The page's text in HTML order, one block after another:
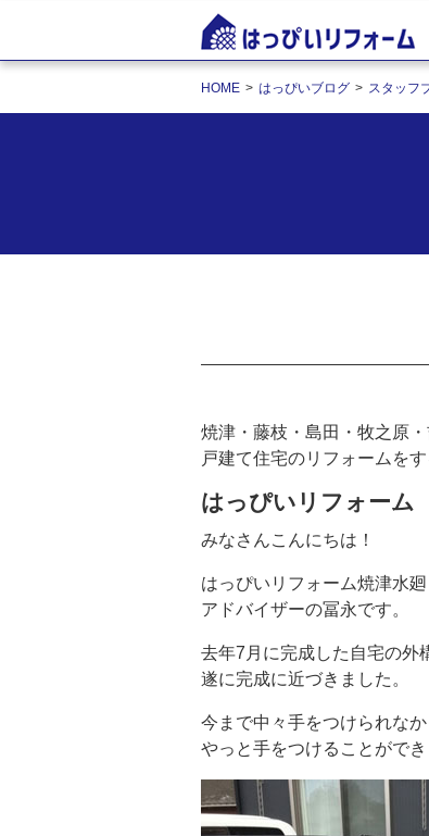
HOME はっぴいブログ スタッフ
焼津・藤枝・島田・牧之原
戸建て住宅のリフォームを
はっぴいリフォーム
みなさんこんにちは！
はっぴいリフォーム焼津水
アドバイザーの冨永です。
去年7月に完成した自宅の外
遂に完成に近づきました。
今まで中々手をつけられな
やっと手をつけることができ